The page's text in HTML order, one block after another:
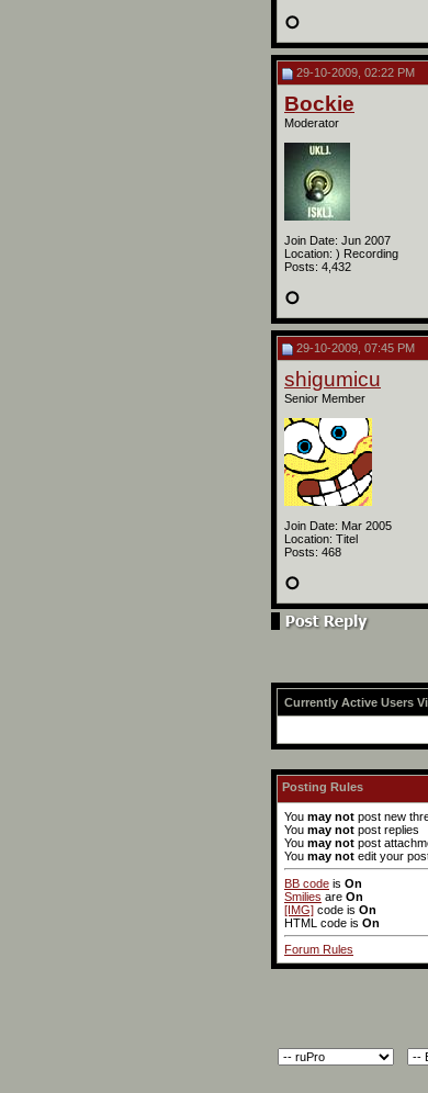
29-10-2009, 02:22 PM
Bockie
Moderator
Join Date: Jun 2007
Location: ) Recording
Posts: 4,432
29-10-2009, 07:45 PM
shigumicu
Senior Member
Join Date: Mar 2005
Location: Titel
Posts: 468
Currently Active Users
Posting Rules
You may not post new
You may not post replies
You may not post
You may not edit your
BB code is On
Smilies are On
[IMG] code is On
HTML code is On
Forum Rules